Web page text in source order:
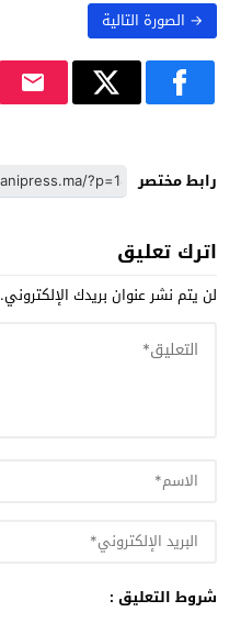
→ الصورة التالية
رابط مختصر
اترك تعليق
لن يتم نشر عنوان بريدك الإلكتروني.
شروط التعليق :